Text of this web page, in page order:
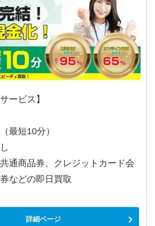
ービス】
最短10分）
通商品券、クレジットカード会
などの即日買取
詳細ページ